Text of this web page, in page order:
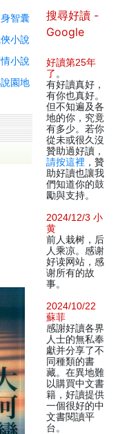
智囊
小說
小說
園地
搜尋好讀 -
Google
好讀第25年
了 。
有好讀真好，
有你也真好。
但不知遍及各
地的你，究竟
有多少。若你
從未或很久沒
贊助過好讀，
請按這裡 ，贊
助好讀也讓我
們知道你的鼓
勵與支持。
2024/12/3 小
黄
前人栽树，后
人乘凉。感谢
好读网站，感
谢所有的故
事。
2024/10/22
蘇菲
感謝好讀各界
人士的無私奉
獻并分享了不
同種類的書
藏。在異地難
以購買中文書
籍，好讀提供
一個很好的中
文書閱讀平
台。